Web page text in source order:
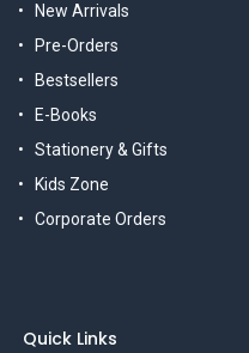
New Arrivals
Pre-Orders
Bestsellers
E-Books
Stationery & Gifts
Kids Zone
Corporate Orders
Quick Links